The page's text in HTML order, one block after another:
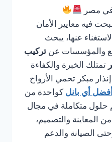
أصبحت فيه معايير الأمان
عنها، يبحث
والمؤسسات عن تركيب
تمتلك الخبرة والكفاءة
مبكر تحمي الأرواح
أي بانل كواحدة من
حلول متكاملة في مجال
المعاينة والتصميم،
الصيانة والدعم